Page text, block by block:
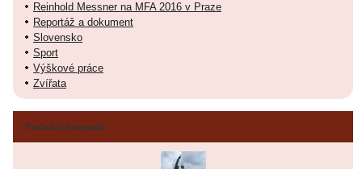
Reinhold Messner na MFA 2016 v Praze
Reportáž a dokument
Slovensko
Sport
Výškové práce
Zvířata
Poslední fotografie